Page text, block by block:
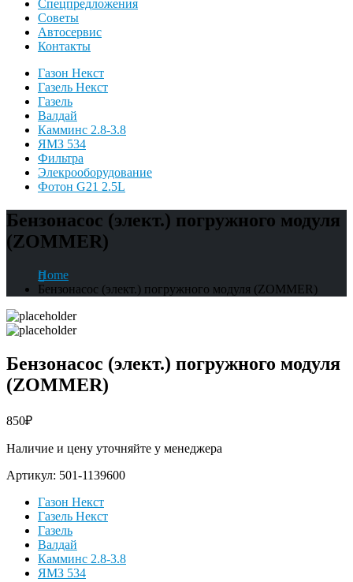
Спецпредложения
Советы
Автосервис
Контакты
Газон Некст
Газель Некст
Газель
Валдай
Камминс 2.8-3.8
ЯМЗ 534
Фильтра
Элекрооборудование
Фотон G21 2.5L
Бензонасос (элект.) погружного модуля
(ZOMMER)
Home
Бензонасос (элект.) погружного модуля (ZOMMER)
Бензонасос (элект.) погружного модуля
(ZOMMER)
850₽
Наличие и цену уточняйте у менеджера
Артикул: 501-1139600
Газон Некст
Газель Некст
Газель
Валдай
Камминс 2.8-3.8
ЯМЗ 534